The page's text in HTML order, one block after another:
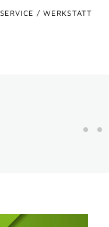
SERVICE / WERKSTATT